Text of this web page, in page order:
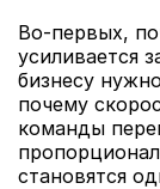
Во-первых,
усиливается
бизнесу
почему
команды
становятся